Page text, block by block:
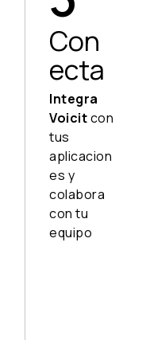
Con
ecta
Integra
Voicitcon
tus
aplicacion
es y
colabora
con tu
equipo